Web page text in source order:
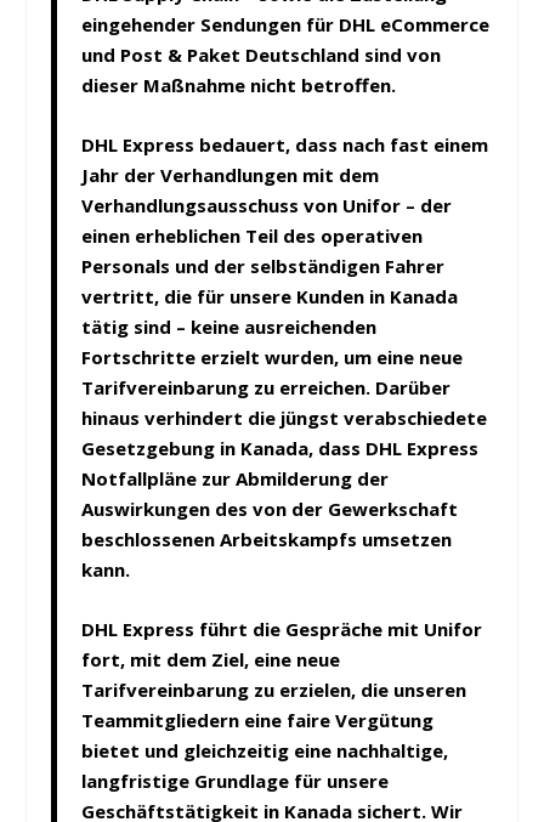
eingehender Sendungen für DHL eCommerce
und Post & Paket Deutschland sind von
dieser Maßnahme nicht betroffen.
DHL Express bedauert, dass nach fast einem
Jahr der Verhandlungen mit dem
Verhandlungsausschuss von Unifor – der
einen erheblichen Teil des operativen
Personals und der selbständigen Fahrer
vertritt, die für unsere Kunden in Kanada
tätig sind – keine ausreichenden
Fortschritte erzielt wurden, um eine neue
Tarifvereinbarung zu erreichen. Darüber
hinaus verhindert die jüngst verabschiedete
Gesetzgebung in Kanada, dass DHL Express
Notfallpläne zur Abmilderung der
Auswirkungen des von der Gewerkschaft
beschlossenen Arbeitskampfs umsetzen
kann.
DHL Express führt die Gespräche mit Unifor
fort, mit dem Ziel, eine neue
Tarifvereinbarung zu erzielen, die unseren
Teammitgliedern eine faire Vergütung
bietet und gleichzeitig eine nachhaltige,
langfristige Grundlage für unsere
Geschäftstätigkeit in Kanada sichert. Wir